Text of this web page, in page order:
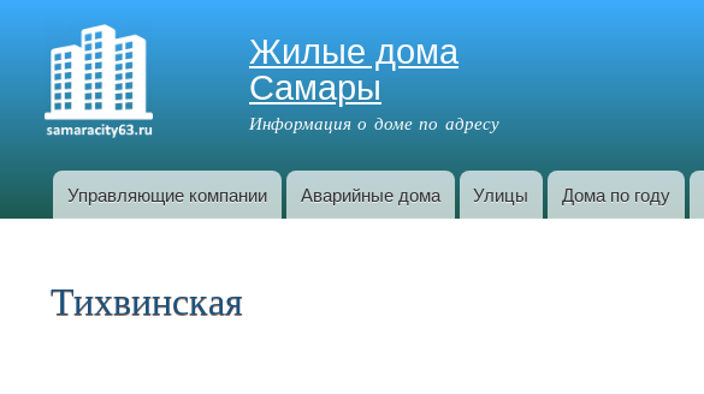
Жилые дома
Самары
Информация о доме по адресу
Главное меню
Управляющие компании Аварийные дома Улицы Дома по году
Тихвинская